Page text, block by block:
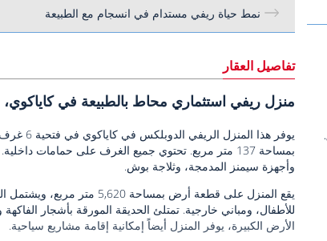
نمط حياة ريفي مستدام في انسجام مع الطبيعة
تفاصيل العقار
منزل ريفي استثماري محاط بالطبيعة في كاياكوي،
بمساحة 137 متر مربع. تحتوي جميع الغرف على حمامات
وأجهزة سيمنز المدمجة، وثلاجة بوش.
الأرض الكبيرة، يوفر المنزل أيضاً إمكانية إقامة مشاريع سياحية.